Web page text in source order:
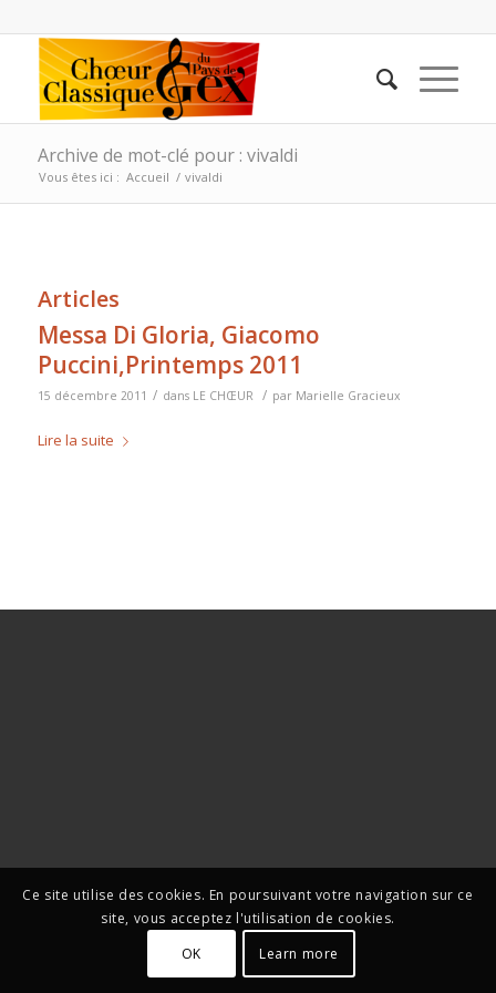
Archive de mot-clé pour : vivaldi
Vous êtes ici : Accueil / vivaldi
Articles
Messa Di Gloria, Giacomo
Puccini,Printemps 2011
15 décembre 2011 / dans LE CHŒUR / par Marielle Gracieux
Lire la suite
Ce site utilise des cookies. En poursuivant votre navigation sur ce
site, vous acceptez l'utilisation de cookies.
OK
Learn more